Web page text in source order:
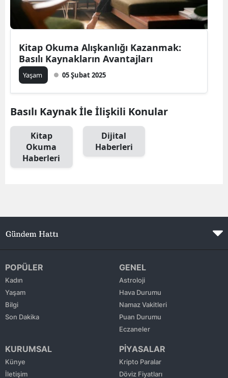
Burdur
Çanakkale
Gaziantep
Gümüşhane
Hakkari
Hatay
Isparta
Kitap Okuma Alışkanlığı Kazanmak:
Basılı Kaynakların Avantajları
Yaşam 05 Şubat 2025
Basılı Kaynak İle İlişkili Konular
Kitap
Okuma
Haberleri
Dijital
Haberleri
POPÜLER
Kadın
Yaşam
Bilgi
Son Dakika
GENEL
Astroloji
Hava Durumu
Namaz Vakitleri
Puan Durumu
Eczaneler
KURUMSAL
Künye
İletişim
PİYASALAR
Kripto Paralar
Döviz Fiyatları